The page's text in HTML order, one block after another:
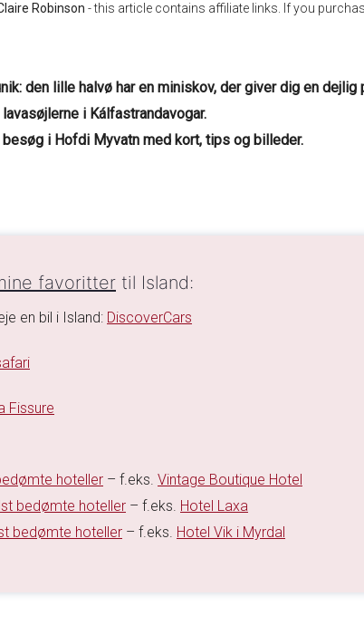
Robinson - this article contains affiliate links. If you
den lille halvø haren miniskov, der giver dig en dejlig
i Kálfastrandavogar.
i Hofdi Myvatn med kort, tips og billeder.
favoritter til Island:
en bil i Island: DiscoverCars
Fissure
hoteller – f.eks. Vintage Boutique Hotel
bedømte hoteller – f.eks. Hotel Laxa
bedømte hoteller – f.eks. Hotel Vik i Myrdal